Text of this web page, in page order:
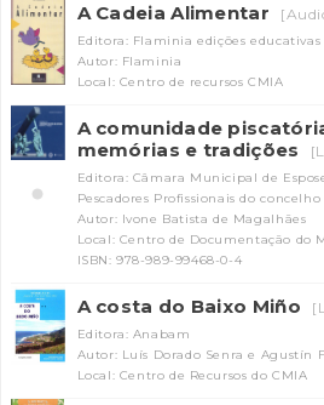
A Cadeia Alimentar
Editora: Flaminia edições educativas
Autor: Flaminia
Local: Centro de recursos CMIA
A comunidade
memórias e tradições
Editora: Câmara Municipal de
Pescadores Profissionais do concelho
Autor: Ivone Batista de Magalhães
Local: Centro de Documentação do
ISBN: 978-989-99468-0-4
A costa do Baixo Miño
Editora: Anabam
Autor: Luís Dorado Senra e Agustín
Local: Centro de Recursos do CMIA